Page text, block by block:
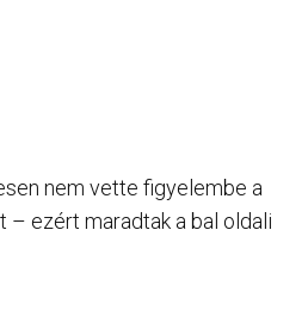
nem vette figyelembe a
– ezért maradtak a bal oldali